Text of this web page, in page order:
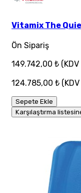
Vitamix The
Ön Sipariş
149.742,00 ₺
124.785,00 ₺
Sepete Ekle
Karşılaştırma